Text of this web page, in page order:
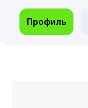
Профиль